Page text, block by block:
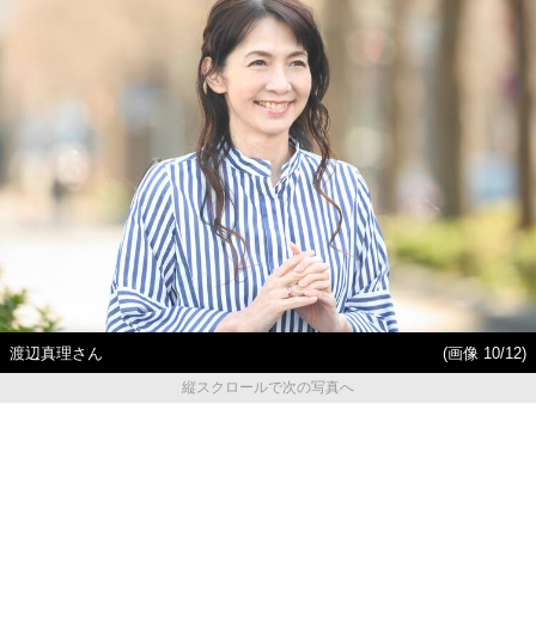
渡辺真理さん
(画像 10/12)
縦スクロールで次の写真へ